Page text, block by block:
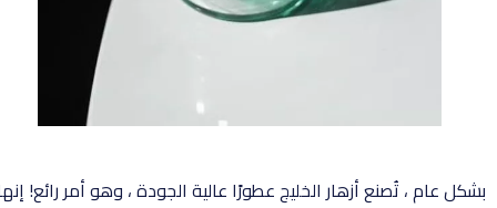
بشكل عام ، تُصنع أزهار الخليج عطورًا عالية الجودة ، وهو أمر